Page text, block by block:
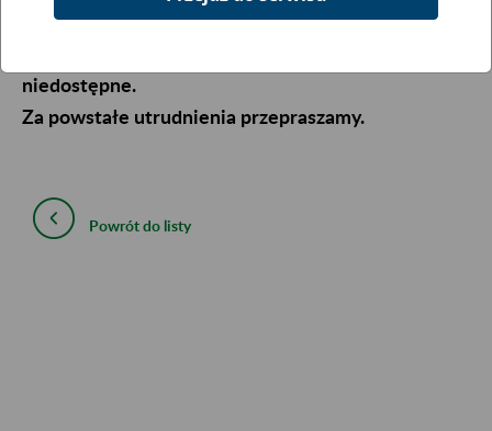
czerwca 2016 do godziny 6:00, Portal PUE
niedostępne.
Za powstałe utrudnienia przepraszamy.
Powrót do listy